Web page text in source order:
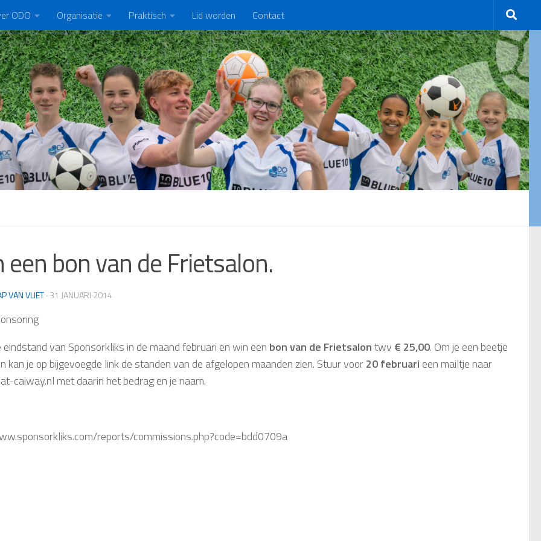
ODO Organisatie Praktisch Lid worden Contact
een bon van de Frietsalon.
VAN VLIET· 31 JANUARI 2014
eindstand van Sponsorkliks in de maand februari en win een bon van de Frietsalontwv € 25,00. Om je een beetje
kan je op bijgevoegde link de standen van de afgelopen maanden zien. Stuur voor20 februari een mailtje naar
caiway.nl met daarin het bedrag en je naam.
reports/commissions.php?code=bdd0709a